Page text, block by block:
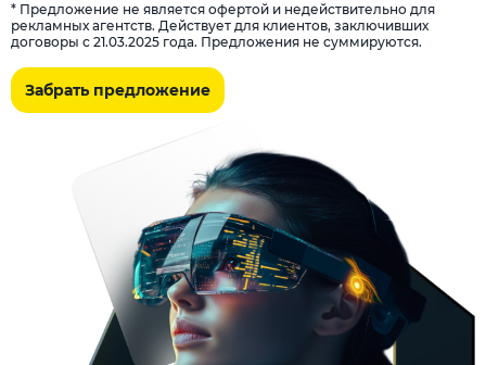
* Предложение не является офертой и недействительно для
рекламных агентств. Действует для клиентов, заключивших
договоры с 21.03.2025 года. Предложения не суммируются.
Забрать предложение